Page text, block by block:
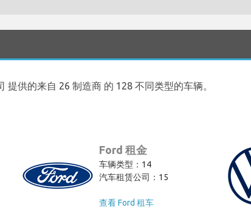
供的来自 26 制造商 的 128 不同类型的车辆。
Ford 租金
车辆类型：14
汽车租赁公司：15
查看 Ford 租车